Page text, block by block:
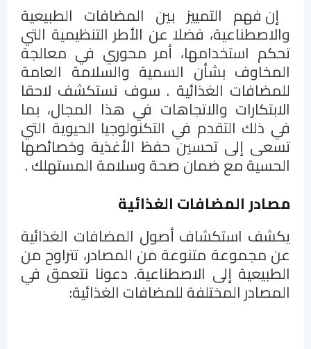
إن فهم التمييز بين المضافات الطبيعية
والاصطناعية، فضلا عن الأطر التنظيمية التي
تحكم استخدامها، أمر محوري في معالجة
المخاوف بشأن السمية والسلامة العامة
للمضافات الغذائية . سوف نستكشف لاحقا
الابتكارات والاتجاهات في هذا المجال، بما
في ذلك التقدم في التكنولوجيا الحيوية التي
تسعى إلى تحسين حفظ الأغذية وخصائصها
الحسية مع ضمان صحة وسلامة المستهلك .
مصادر المضافات الغذائية
يكشف استكشاف أصول المضافات الغذائية
عن مجموعة متنوعة من المصادر، تتراوح من
الطبيعية إلى الاصطناعية. دعونا نتعمق في
المصادر المختلفة للمضافات الغذائية: